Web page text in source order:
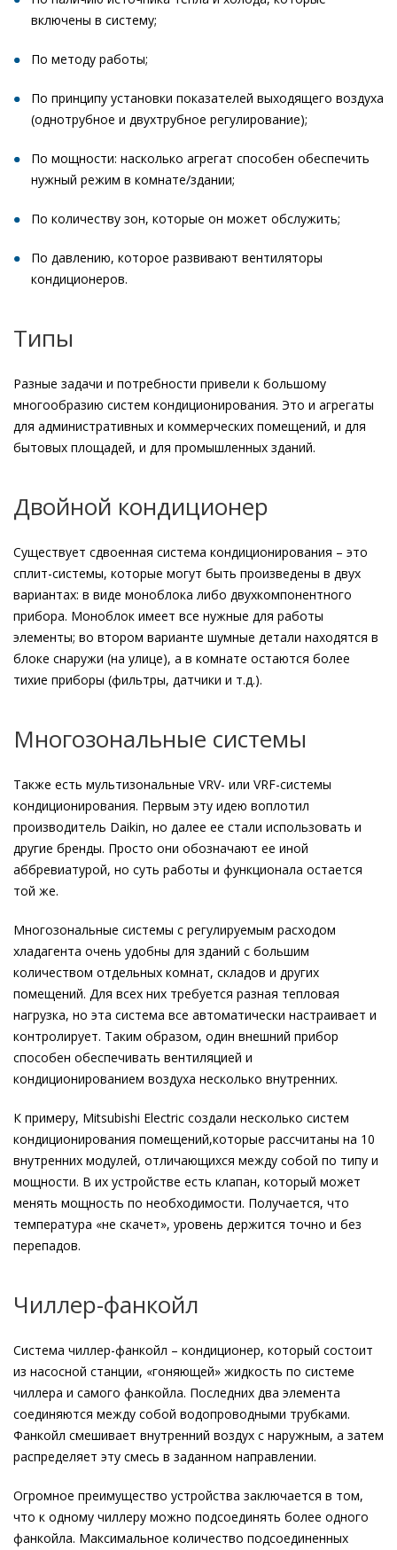
включены в систему;
По методу работы;
По принципу установки показателей выходящего воздуха
(однотрубное и двухтрубное регулирование);
По мощности: насколько агрегат способен обеспечить
нужный режим в комнате/здании;
По количеству зон, которые он может обслужить;
По давлению, которое развивают вентиляторы
кондиционеров.
Типы
Разные задачи и потребности привели к большому
многообразию систем кондиционирования. Это и агрегаты
для административных и коммерческих помещений, и для
бытовых площадей, и для промышленных зданий.
Двойной кондиционер
Существует сдвоенная система кондиционирования – это
сплит-системы, которые могут быть произведены в двух
вариантах: в виде моноблока либо двухкомпонентного
прибора. Моноблок имеет все нужные для работы
элементы; во втором варианте шумные детали находятся в
блоке снаружи (на улице), а в комнате остаются более
тихие приборы (фильтры, датчики и т.д.).
Многозональные системы
Также есть мультизональные VRV- или VRF-системы
кондиционирования. Первым эту идею воплотил
производитель Daikin, но далее ее стали использовать и
другие бренды. Просто они обозначают ее иной
аббревиатурой, но суть работы и функционала остается
той же.
Многозональные системы с регулируемым расходом
хладагента очень удобны для зданий с большим
количеством отдельных комнат, складов и других
помещений. Для всех них требуется разная тепловая
нагрузка, но эта система все автоматически настраивает и
контролирует. Таким образом, один внешний прибор
способен обеспечивать вентиляцией и
кондиционированием воздуха несколько внутренних.
К примеру, Mitsubishi Electric создали несколько систем
кондиционирования помещений,которые рассчитаны на 10
внутренних модулей, отличающихся между собой по типу и
мощности. В их устройстве есть клапан, который может
менять мощность по необходимости. Получается, что
температура «не скачет», уровень держится точно и без
перепадов.
Чиллер-фанкойл
Система чиллер-фанкойл – кондиционер, который состоит
из насосной станции, «гоняющей» жидкость по системе
чиллера и самого фанкойла. Последних два элемента
соединяются между собой водопроводными трубками.
Фанкойл смешивает внутренний воздух с наружным, а затем
распределяет эту смесь в заданном направлении.
Огромное преимущество устройства заключается в том,
что к одному чиллеру можно подсоединять более одного
фанкойла. Максимальное количество подсоединенных